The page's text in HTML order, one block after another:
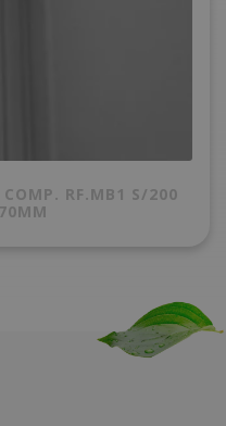
RF.MB1 S/200